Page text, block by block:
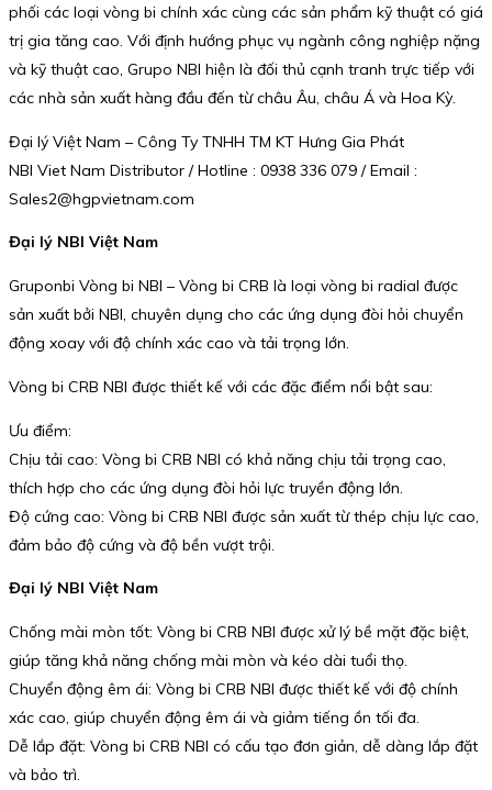
phối các loại vòng bi chính xác cùng các sản phẩm kỹ thuật có giá
trị gia tăng cao. Với định hướng phục vụ ngành công nghiệp nặng
và kỹ thuật cao, Grupo NBI hiện là đối thủ cạnh tranh trực tiếp với
các nhà sản xuất hàng đầu đến từ châu Âu, châu Á và Hoa Kỳ.
Đại lý Việt Nam – Công Ty TNHH TM KT Hưng Gia Phát
NBI Viet Nam Distributor / Hotline : 0938 336 079 / Email :
Sales2@hgpvietnam.com
Đại lý NBI Việt Nam
Gruponbi Vòng bi NBI – Vòng bi CRB là loại vòng bi radial được
sản xuất bởi NBI, chuyên dụng cho các ứng dụng đòi hỏi chuyển
động xoay với độ chính xác cao và tải trọng lớn.
Vòng bi CRB NBI được thiết kế với các đặc điểm nổi bật sau:
Ưu điểm:
Chịu tải cao: Vòng bi CRB NBI có khả năng chịu tải trọng cao,
thích hợp cho các ứng dụng đòi hỏi lực truyền động lớn.
Độ cứng cao: Vòng bi CRB NBI được sản xuất từ thép chịu lực cao,
đảm bảo độ cứng và độ bền vượt trội.
Đại lý NBI Việt Nam
Chống mài mòn tốt: Vòng bi CRB NBI được xử lý bề mặt đặc biệt,
giúp tăng khả năng chống mài mòn và kéo dài tuổi thọ.
Chuyển động êm ái: Vòng bi CRB NBI được thiết kế với độ chính
xác cao, giúp chuyển động êm ái và giảm tiếng ồn tối đa.
Dễ lắp đặt: Vòng bi CRB NBI có cấu tạo đơn giản, dễ dàng lắp đặt
và bảo trì.